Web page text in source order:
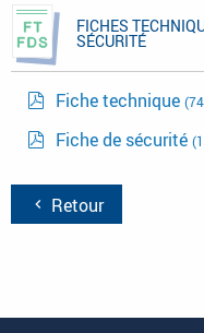
FICHES
SÉCURITÉ
Fiche technique
Fiche de sécurité
Retour